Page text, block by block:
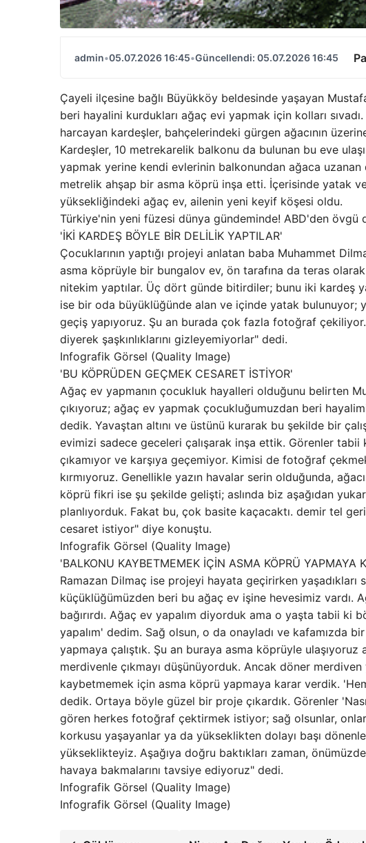
admin•05.07.2026 16:45•Güncellendi: 05.07.2026 16:45
Çayeli ilçesine bağlı Büyükköy beldesinde yaşayan
beri hayalini kurdukları ağaç evi yapmak için kolları
harcayan kardeşler, bahçelerindeki gürgen ağacının
Kardeşler, 10 metrekarelik balkonu da bulunan bu eve
yapmak yerine kendi evlerinin balkonundan ağaca
metrelik ahşap bir asma köprü inşa etti. İçerisinde yatak
yüksekliğindeki ağaç ev, ailenin yeni keyif köşesi oldu.
Türkiye'nin yeni füzesi dünya gündeminde! ABD'den övgü
'İKİ KARDEŞ BÖYLE BİR DELİLİK YAPTILAR'
Çocuklarının yaptığı projeyi anlatan baba Muhammet
asma köprüyle bir bungalov ev, ön tarafına da teras
nitekim yaptılar. Üç dört günde bitirdiler; bunu iki kardeş
ise bir oda büyüklüğünde alan ve içinde yatak
geçiş yapıyoruz. Şu an burada çok fazla fotoğraf
diyerek şaşkınlıklarını gizleyemiyorlar" dedi.
Infografik Görsel (Quality Image)
'BU KÖPRÜDEN GEÇMEK CESARET İSTİYOR'
Ağaç ev yapmanın çocukluk hayalleri olduğunu belirten
çıkıyoruz; ağaç ev yapmak çocukluğumuzdan beri
dedik. Yavaştan altını ve üstünü kurarak bu şekilde bir
evimizi sadece geceleri çalışarak inşa ettik. Görenler
çıkamıyor ve karşıya geçemiyor. Kimisi de fotoğraf
kırmıyoruz. Genellikle yazın havalar serin olduğunda,
köprü fikri ise şu şekilde gelişti; aslında biz aşağıdan
planlıyorduk. Fakat bu, çok basite kaçacaktı. demir tel
cesaret istiyor" diye konuştu.
Infografik Görsel (Quality Image)
'BALKONU KAYBETMEMEK İÇİN ASMA KÖPRÜ YAPMAYA
Ramazan Dilmaç ise projeyi hayata geçirirken yaşadıkları
küçüklüğümüzden beri bu ağaç ev işine hevesimiz vardı.
bağırırdı. Ağaç ev yapalım diyorduk ama o yaşta tabii
yapalım' dedim. Sağ olsun, o da onayladı ve kafamızda
yapmaya çalıştık. Şu an buraya asma köprüyle
merdivenle çıkmayı düşünüyorduk. Ancak döner
kaybetmemek için asma köprü yapmaya karar verdik.
dedik. Ortaya böyle güzel bir proje çıkardık. Görenler
gören herkes fotoğraf çektirmek istiyor; sağ olsunlar,
korkusu yaşayanlar ya da yükseklikten dolayı başı
yükseklikteyiz. Aşağıya doğru baktıkları zaman,
havaya bakmalarını tavsiye ediyoruz" dedi.
Infografik Görsel (Quality Image)
Infografik Görsel (Quality Image)